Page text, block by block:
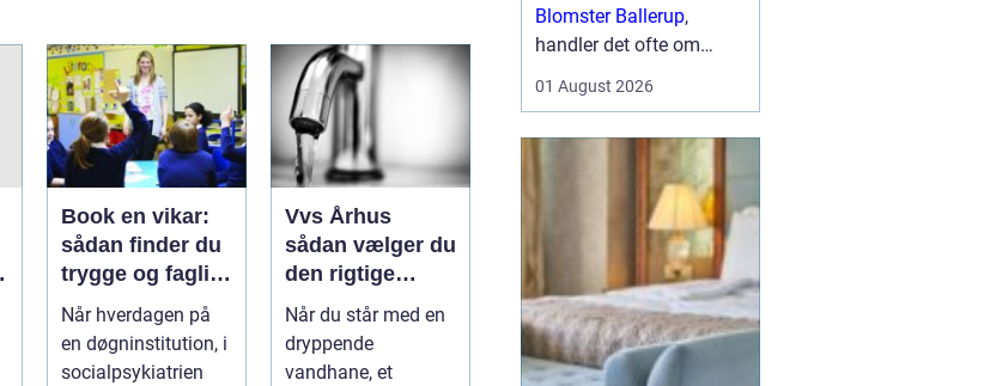
Book en vikar:
sådan finder du
trygge og fagligt
stærke
løsninger
Når hverdagen på
en døgninstitution, i
socialpsykiatrien
Vvs Århus
sådan vælger du
den rigtige
installatør
Når du står med en
dryppende
vandhane, et
Blomster Ballerup,
handler det ofte om
hurtig buket. Blomster
livets største øjeblikke,
sige farvel på en værdig
måde eller skabe hygge i
01 August 2026